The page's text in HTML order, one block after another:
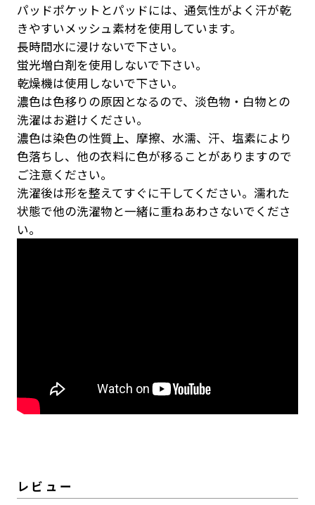
パッドポケットとパッドには、通気性がよく汗が乾
きやすいメッシュ素材を使用しています。
長時間水に浸けないで下さい。
蛍光増白剤を使用しないで下さい。
乾燥機は使用しないで下さい。
濃色は色移りの原因となるので、淡色物・白物との
洗濯はお避けください。
濃色は染色の性質上、摩擦、水濡、汗、塩素により
色落ちし、他の衣料に色が移ることがありますので
ご注意ください。
洗濯後は形を整えてすぐに干してください。濡れた
状態で他の洗濯物と一緒に重ねあわさないでくださ
い。